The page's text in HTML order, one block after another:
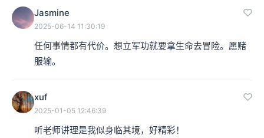
Jasmine
2025-06-14 11:30:19
任何事情都有代价。想立军功就要拿生命去冒险。愿赌
服输。
xuf
2025-01-05 12:46:39
听老师讲理是我似身临其境，好精彩！